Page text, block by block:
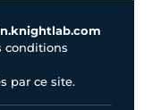
conditions
par ce site.